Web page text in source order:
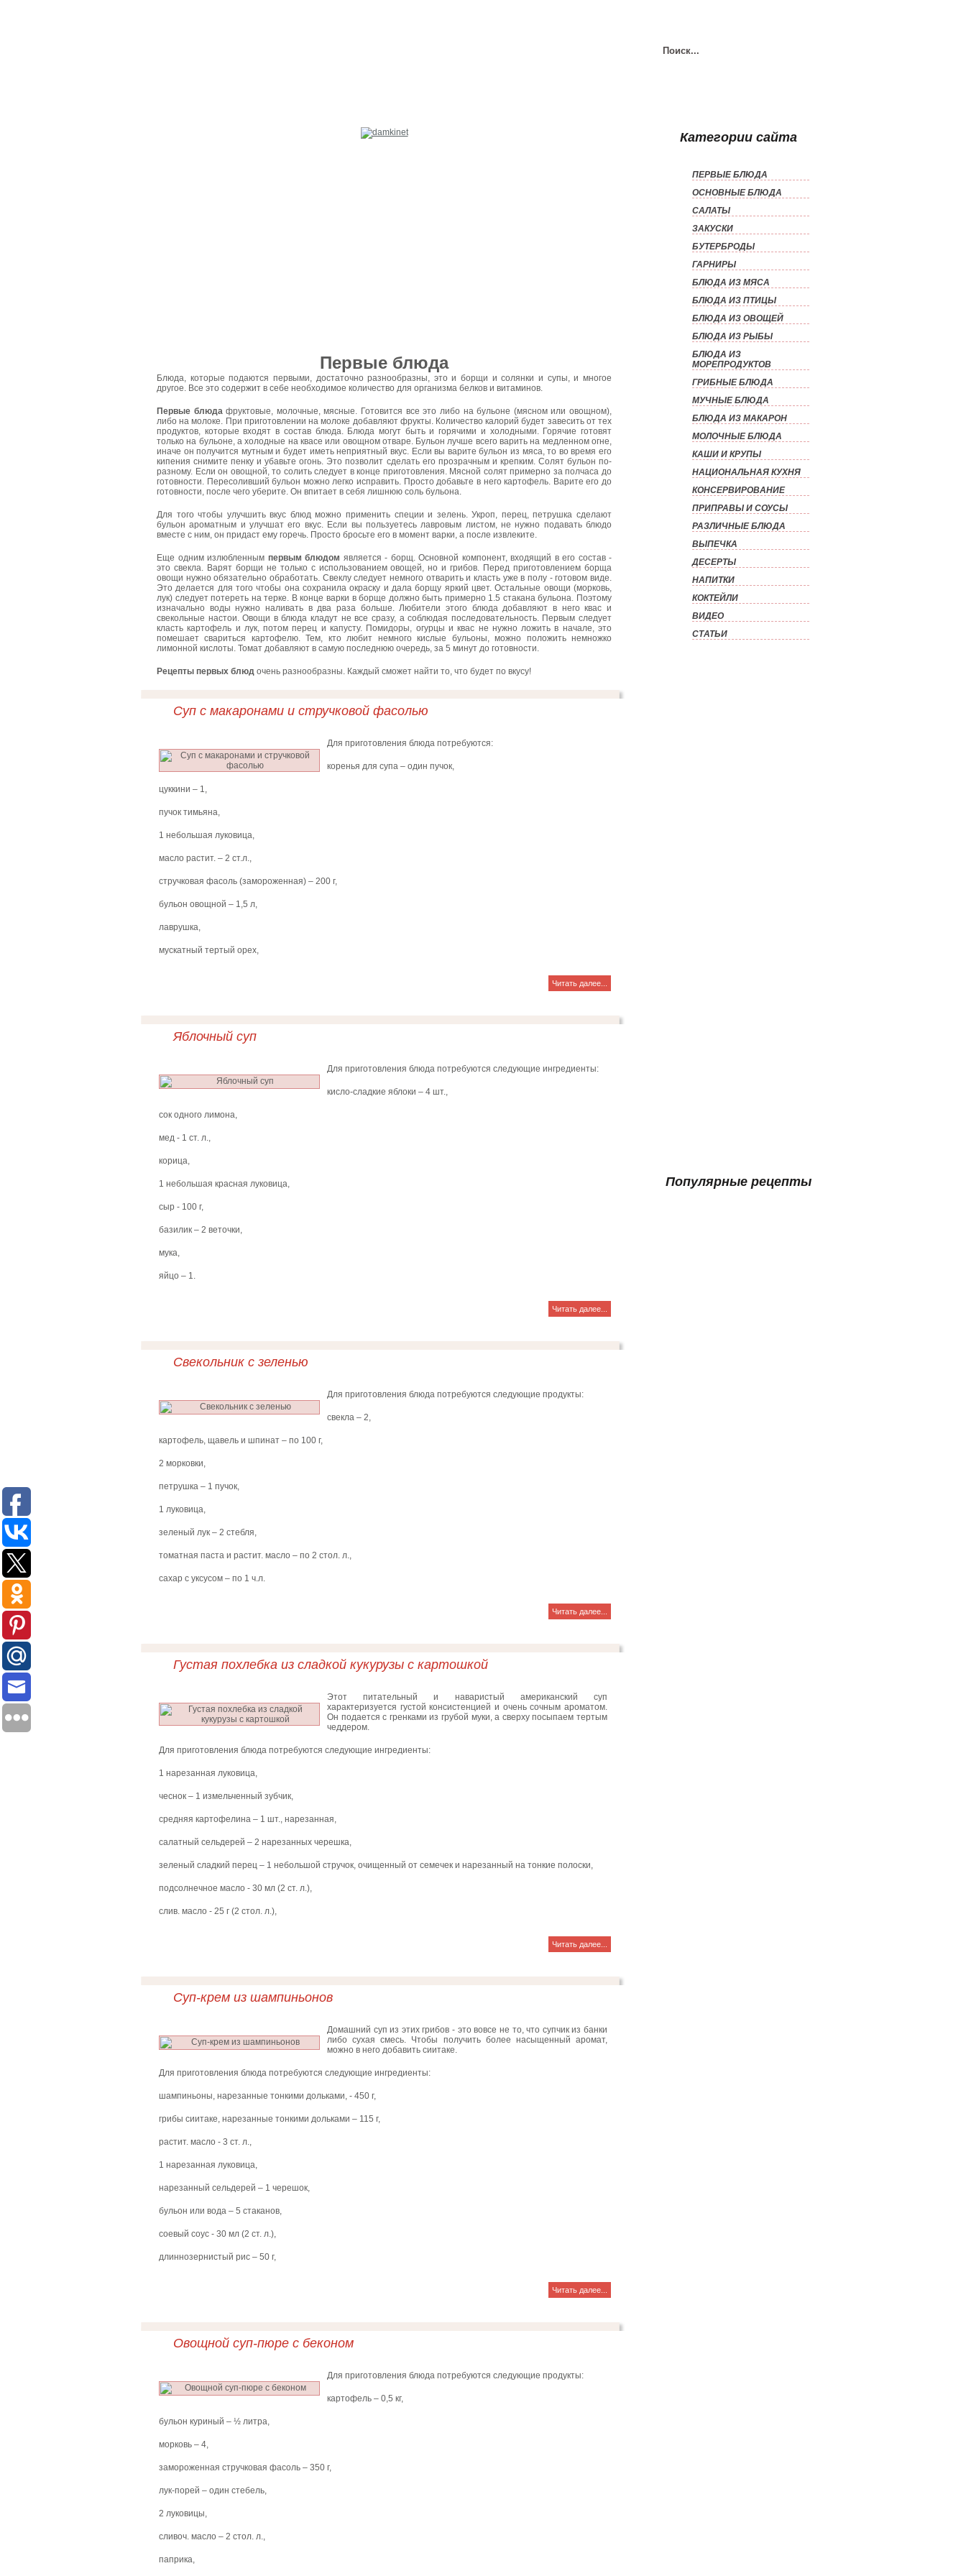
Первые блюда
Блюда, которые подаются первыми, достаточно разнообразны, это и борщи и солянки и супы, и многое
другое. Все это содержит в себе необходимое количество для организма белков и витаминов.
Первые блюдафруктовые, молочные, мясные. Готовится все это либо на бульоне (мясном или овощном),
либо на молоке. При приготовлении на молоке добавляют фрукты. Количество калорий будет завесить от тех
продуктов, которые входят в состав блюда. Блюда могут быть и горячими и холодными. Горячие готовят
только на бульоне, а холодные на квасе или овощном отваре. Бульон лучше всего варить на медленном огне,
иначе он получится мутным и будет иметь неприятный вкус. Если вы варите бульон из мяса, то во время его
кипения снимите пенку и убавьте огонь. Это позволит сделать его прозрачным и крепким. Солят бульон по-
разному. Если он овощной, то солить следует в конце приготовления. Мясной солят примерно за полчаса до
готовности. Пересоливший бульон можно легко исправить. Просто добавьте в него картофель. Варите его до
готовности, после чего уберите. Он впитает в себя лишнюю соль бульона.
Для того чтобы улучшить вкус блюд можно применить специи и зелень. Укроп, перец, петрушка сделают
бульон ароматным и улучшат его вкус. Если вы пользуетесь лавровым листом, не нужно подавать блюдо
вместе с ним, он придаст ему горечь. Просто бросьте его в момент варки, а после извлеките.
Еще одним излюбленным первым блюдом является - борщ. Основной компонент, входящий в его состав -
это свекла. Варят борщи не только с использованием овощей, но и грибов. Перед приготовлением борща
овощи нужно обязательно обработать. Свеклу следует немного отварить и класть уже в полу - готовом виде.
Это делается для того чтобы она сохранила окраску и дала борщу яркий цвет. Остальные овощи (морковь,
лук) следует потереть на терке. В конце варки в борще должно быть примерно 1.5 стакана бульона. Поэтому
изначально воды нужно наливать в два раза больше. Любители этого блюда добавляют в него квас и
свекольные настои. Овощи в блюда кладут не все сразу, а соблюдая последовательность. Первым следует
класть картофель и лук, потом перец и капусту. Помидоры, огурцы и квас не нужно ложить в начале, это
помешает свариться картофелю. Тем, кто любит немного кислые бульоны, можно положить немножко
лимонной кислоты. Томат добавляют в самую последнюю очередь, за 5 минут до готовности.
Рецепты первых блюд очень разнообразны. Каждый сможет найти то, что будет по вкусу!
Суп с макаронами и стручковой фасолью
Для приготовления блюда потребуются:
коренья для супа – один пучок,
цуккини – 1,
пучок тимьяна,
1 небольшая луковица,
масло растит. – 2 ст.л.,
стручковая фасоль (замороженная) – 200 г,
бульон овощной – 1,5 л,
лаврушка,
мускатный тертый орех,
Читать далее...
Яблочный суп
Для приготовления блюда потребуются следующие ингредиенты:
кисло-сладкие яблоки – 4 шт.,
сок одного лимона,
мед - 1 ст. л.,
корица,
1 небольшая красная луковица,
сыр - 100 г,
базилик – 2 веточки,
мука,
яйцо – 1.
Читать далее...
Свекольник с зеленью
Для приготовления блюда потребуются следующие продукты:
свекла – 2,
картофель, щавель и шпинат – по 100 г,
2 морковки,
петрушка – 1 пучок,
1 луковица,
зеленый лук – 2 стебля,
томатная паста и растит. масло – по 2 стол. л.,
сахар с уксусом – по 1 ч.л.
Читать далее...
Густая похлебка из сладкой кукурузы с картошкой
Этот питательный и наваристый американский суп
характеризуется густой консистенцией и очень сочным ароматом.
Он подается с гренками из грубой муки, а сверху посыпаем тертым
чеддером.
Для приготовления блюда потребуются следующие ингредиенты:
1 нарезанная луковица,
чеснок – 1 измельченный зубчик,
средняя картофелина – 1 шт., нарезанная,
салатный сельдерей – 2 нарезанных черешка,
зеленый сладкий перец – 1 небольшой стручок, очищенный от семечек и нарезанный на тонкие полоски,
подсолнечное масло - 30 мл (2 ст. л.),
слив. масло - 25 г (2 стол. л.),
Читать далее...
Суп-крем из шампиньонов
Домашний суп из этих грибов - это вовсе не то, что супчик из банки
либо сухая смесь. Чтобы получить более насыщенный аромат,
можно в него добавить сиитаке.
Для приготовления блюда потребуются следующие ингредиенты:
шампиньоны, нарезанные тонкими дольками, - 450 г,
грибы сиитаке, нарезанные тонкими дольками – 115 г,
растит. масло - 3 ст. л.,
1 нарезанная луковица,
нарезанный сельдерей – 1 черешок,
бульон или вода – 5 стаканов,
соевый соус - 30 мл (2 ст. л.),
длиннозернистый рис – 50 г,
Читать далее...
Овощной суп-пюре с беконом
Для приготовления блюда потребуются следующие продукты:
картофель – 0,5 кг,
бульон куриный – ½ литра,
морковь – 4,
замороженная стручковая фасоль – 350 г,
лук-порей – один стебель,
2 луковицы,
сливоч. масло – 2 стол. л.,
паприка,
Категории сайта
ПЕРВЫЕ БЛЮДА
ОСНОВНЫЕ БЛЮДА
САЛАТЫ
ЗАКУСКИ
БУТЕРБРОДЫ
ГАРНИРЫ
БЛЮДА ИЗ МЯСА
БЛЮДА ИЗ ПТИЦЫ
БЛЮДА ИЗ ОВОЩЕЙ
БЛЮДА ИЗ РЫБЫ
БЛЮДА ИЗ
МОРЕПРОДУКТОВ
ГРИБНЫЕ БЛЮДА
МУЧНЫЕ БЛЮДА
БЛЮДА ИЗ МАКАРОН
МОЛОЧНЫЕ БЛЮДА
КАШИ И КРУПЫ
НАЦИОНАЛЬНАЯ КУХНЯ
КОНСЕРВИРОВАНИЕ
ПРИПРАВЫ И СОУСЫ
РАЗЛИЧНЫЕ БЛЮДА
ВЫПЕЧКА
ДЕСЕРТЫ
НАПИТКИ
КОКТЕЙЛИ
ВИДЕО
СТАТЬИ
Популярные рецепты